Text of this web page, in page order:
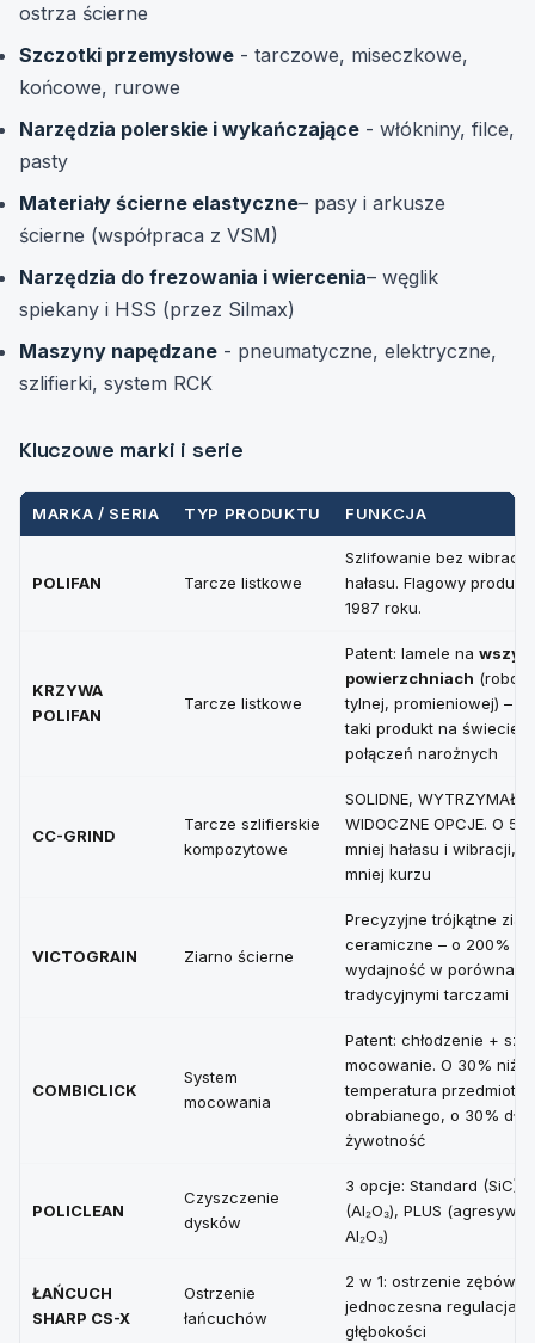
ostrza ścierne
Szczotki przemysłowe - tarczowe, miseczkowe,
końcowe, rurowe
Narzędzia polerskie i wykańczające - włókniny, filce,
pasty
Materiały ścierne elastyczne– pasy i arkusze
ścierne (współpraca z VSM)
Narzędzia do frezowania i wiercenia– węglik
spiekany i HSS (przez Silmax)
Maszyny napędzane - pneumatyczne, elektryczne,
szlifierki, system RCK
Kluczowe marki i serie
MARKA / SERIA TYP PRODUKTU FUNKCJA
POLIFAN Tarcze listkowe
Szlifowanie bez wibracji i
hałasu. Flagowy produkt
1987 roku.
KRZYWA
POLIFAN
Tarcze listkowe
Patent: lamele na
powierzchniach
tylnej, promieniowej) –
taki produkt na świecie
połączeń narożnych
CC-GRIND
Tarcze szlifierskie
kompozytowe
SOLIDNE, WYTRZYMAŁE,
WIDOCZNE OPCJE. O
mniej hałasu i wibracji,
mniej kurzu
VICTOGRAIN Ziarno ścierne
Precyzyjne trójkątne
ceramiczne – o 200%
wydajność w
tradycyjnymi tarczami
COMBICLICK
System
mocowania
Patent: chłodzenie +
mocowanie. O 30%
temperatura przedmiotu
obrabianego, o 30%
żywotność
POLICLEAN
Czyszczenie
dysków
3 opcje: Standard (SiC),
(Al₂O₃), PLUS (agresywny
Al₂O₃)
ŁAŃCUCH
SHARP CS-X
Ostrzenie
łańcuchów
2 w 1: ostrzenie zębów +
jednoczesna regulacja
głębokości